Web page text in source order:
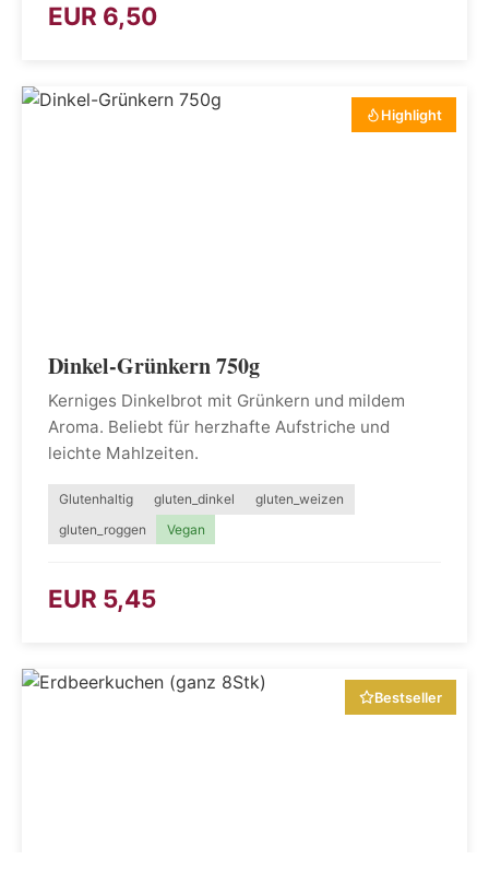
EUR 6,50
Highlight
Dinkel-Grünkern 750g
Kerniges Dinkelbrot mit Grünkern und mildem
Aroma. Beliebt für herzhafte Aufstriche und
leichte Mahlzeiten.
Glutenhaltig gluten_dinkel
gluten_weizen
gluten_roggen
Vegan
EUR 5,45
Bestseller